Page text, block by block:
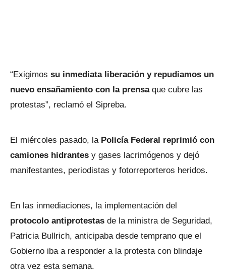
“Exigimos su inmediata liberación y repudiamos un
nuevo ensañamiento con la prensaque cubre las
protestas”, reclamó el Sipreba.
El miércoles pasado, la Policía Federal reprimió con
camiones hidrantes y gases lacrimógenos y dejó
manifestantes, periodistas y fotorreporteros heridos.
En las inmediaciones, la implementación del
protocolo antiprotestas de la ministra de Seguridad,
Patricia Bullrich, anticipaba desde temprano que el
Gobierno iba a responder a la protesta con blindaje
otra vez esta semana.